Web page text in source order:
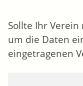
Sollte Ihr
um die Daten
eingetragenen